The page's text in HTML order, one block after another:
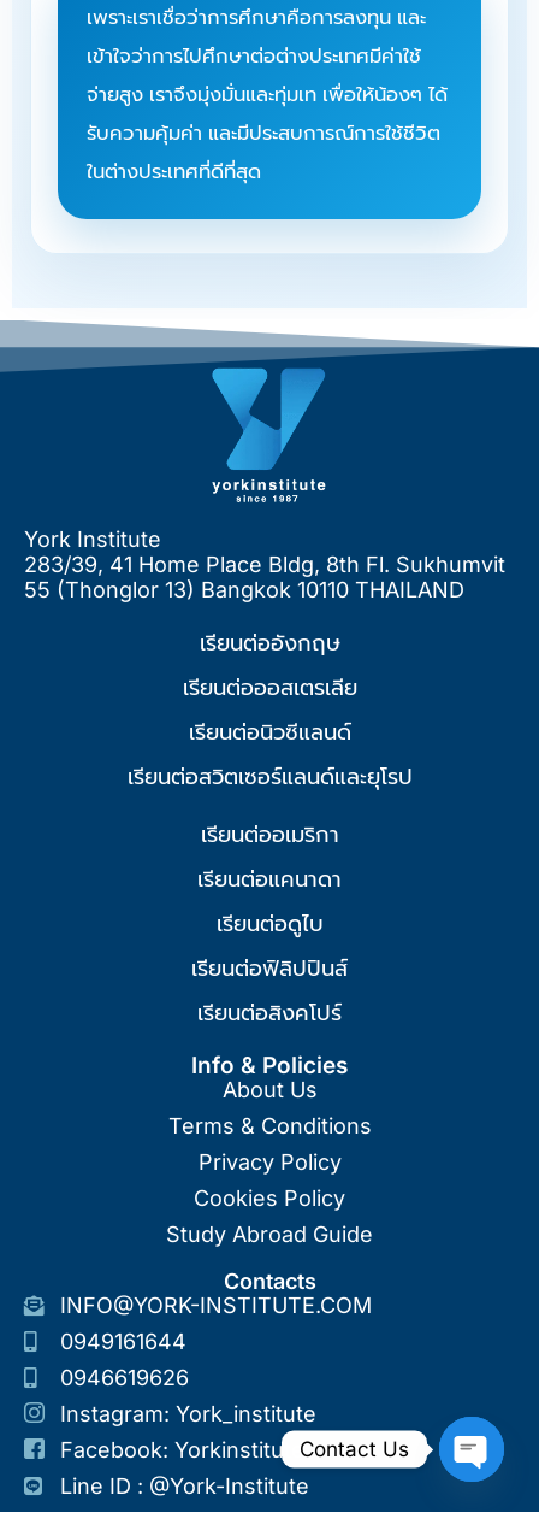
เพราะเราเชื่อว่าการศึกษาคือการลงทุน และ
เข้าใจว่าการไปศึกษาต่อต่างประเทศมีค่าใช้
จ่ายสูง เราจึงมุ่งมั่นและทุ่มเท เพื่อให้น้องๆ ได้
รับความคุ้มค่า และมีประสบการณ์การใช้ชีวิต
ในต่างประเทศที่ดีที่สุด
York Institute
283/39, 41 Home Place Bldg, 8th Fl. Sukhumvit
55 (Thonglor 13) Bangkok 10110 THAILAND
เรียนต่ออังกฤษ
เรียนต่อออสเตรเลีย
เรียนต่อนิวซีแลนด์
เรียนต่อสวิตเซอร์แลนด์และยุโรป
เรียนต่ออเมริกา
เรียนต่อแคนาดา
เรียนต่อดูไบ
เรียนต่อฟิลิปปินส์
เรียนต่อสิงคโปร์
Info & Policies
About Us
Terms & Conditions
Privacy Policy
Cookies Policy
Study Abroad Guide
Contacts
INFO@YORK-INSTITUTE.COM
0949161644
0946619626
Instagram: York_institute
Facebook: Yorkinstitute
Line ID : @york-Institute
Contact Us